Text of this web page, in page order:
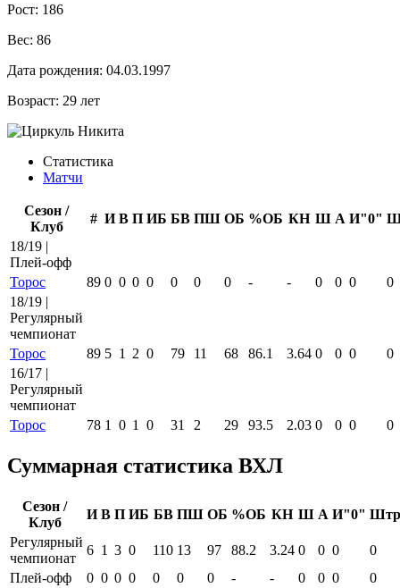
Рост: 186
Вес: 86
Дата рождения: 04.03.1997
Возраст: 29 лет
Статистика
Матчи
Сезон /
Клуб
# И В П ИБ БВ ПШ ОБ %ОБ КН Ш А И"0"
18/19 |
Плей-офф
Торос
89 0 0 0 0 0 0 0 - - 0 0 0
0
18/19 |
Регулярный
чемпионат
Торос
89 5 1 2 0 79 11 68 86.1 3.64 0 0 0
0
16/17 |
Регулярный
чемпионат
Торос
78 1 0 1 0 31 2 29 93.5 2.03 0 0 0 0
Суммарная статистика ВХЛ
Сезон /
Клуб
И В П ИБ БВ ПШ ОБ %ОБ КН Ш А И"0" Штр
Регулярный
чемпионат
6 1 3 0 110 13 97 88.2 3.24 0 0 0
0
Плей-офф
0 0 0 0 0 0 0 - - 0 0 0
0